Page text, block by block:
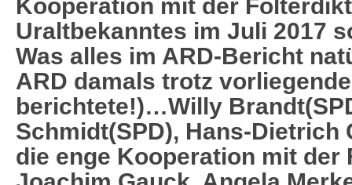
Kooperation mit der
Uraltbekanntes im Juli 2017
Was alles im ARD-Bericht
ARD damals trotz
berichtete!)…Willy
Schmidt(SPD), Hans-Dietrich
die enge Kooperation mit der